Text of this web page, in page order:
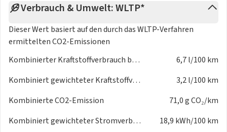
Verbrauch & Umwelt: WLTP*
Dieser Wert basiert auf den durch dasWLTP-Verfahren
ermittelten CO2-Emissionen
Kombinierter Kraftstoffverbrauch bei entladener Batterie
6,7 l/100 km
Kombiniert gewichteter Kraftstoffverbrauch
3,2 l/100 km
Kombinierte CO2-Emission
71,0 g CO₂/km
Kombiniert gewichteter Stromverbrauch
18,9 kWh/100 km